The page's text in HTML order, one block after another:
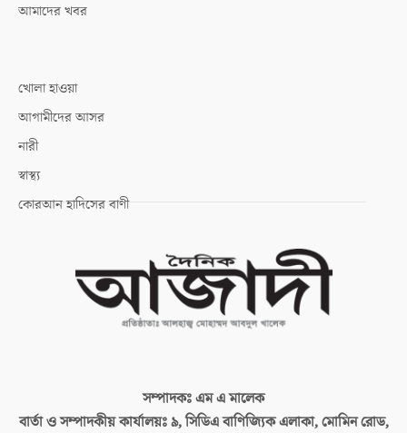
আমাদের খবর
খোলা হাওয়া
আগামীদের আসর
নারী
স্বাস্থ্য
কোরআন হাদিসের বাণী
সম্পাদকঃএম এ মালেক
বার্তা ও সম্পাদকীয় কার্যালয়ঃ৯, সিডিএ বাণিজ্যিক এলাকা, মোমিন রোড,